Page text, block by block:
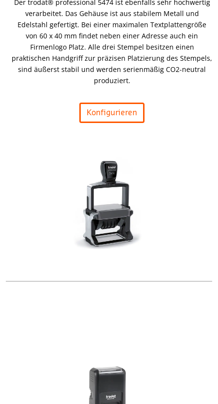
Der trodat® professional 5474 ist ebenfalls sehr hochwertig
verarbeitet. Das Gehäuse ist aus stabilem Metall und
Edelstahl gefertigt. Bei einer maximalen Textplattengröße
von 60 x 40 mm findet neben einer Adresse auch ein
Firmenlogo Platz. Alle drei Stempel besitzen einen
praktischen Handgriff zur präzisen Platzierung des Stempels,
sind äußerst stabil und werden serienmäßig CO2-neutral
produziert.
Konfigurieren